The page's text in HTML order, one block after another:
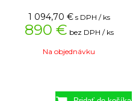
1 094,70 € s DPH / ks
890 € bez DPH / ks
Na objednávku